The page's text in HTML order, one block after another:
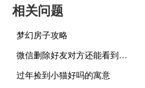
相关问题
梦幻房子攻略
微信删除好友对方还能看到聊天记录吗（微信删除好友对方知道吗）
过年捡到小猫好吗的寓意